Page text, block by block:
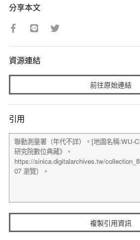
分享本文
資源連結
前往原始連結
引用
複製引用資訊